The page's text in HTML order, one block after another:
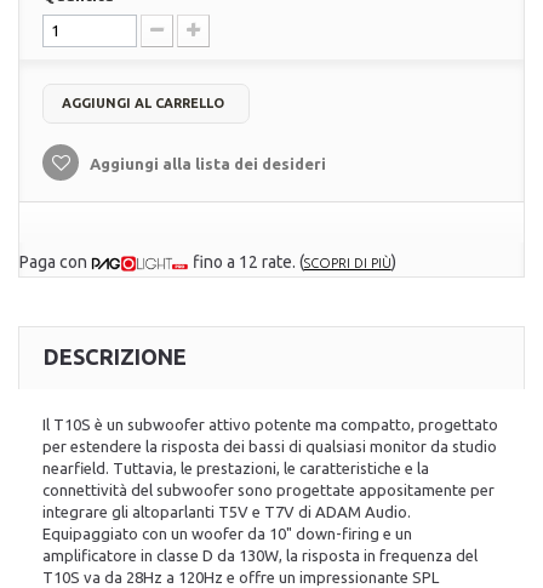
AGGIUNGI AL CARRELLO
Aggiungi alla lista dei desideri
Paga con fino a 12 rate. (SCOPRI DI PIÙ)
DESCRIZIONE
Il T10S è un subwoofer attivo potente ma compatto, progettato
per estendere la risposta dei bassi di qualsiasi monitor da studio
nearfield. Tuttavia, le prestazioni, le caratteristiche e la
connettività del subwoofer sono progettate appositamente per
integrare gli altoparlanti T5V e T7V di ADAM Audio.
Equipaggiato con un woofer da 10" down-firing e un
amplificatore in classe D da 130W, la risposta in frequenza del
T10S va da 28Hz a 120Hz e offre un impressionante SPL